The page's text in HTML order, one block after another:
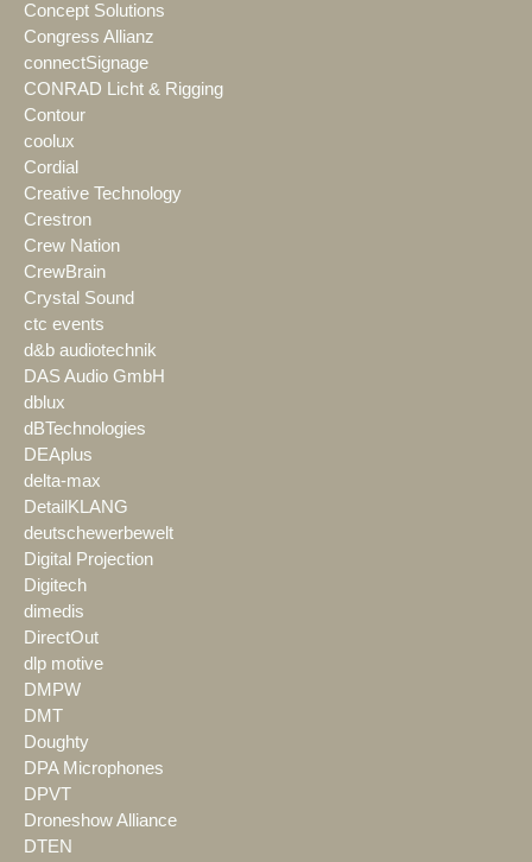
Concept Solutions
Congress Allianz
connectSignage
CONRAD Licht & Rigging
Contour
coolux
Cordial
Creative Technology
Crestron
Crew Nation
CrewBrain
Crystal Sound
ctc events
d&b audiotechnik
DAS Audio GmbH
dblux
dBTechnologies
DEAplus
delta-max
DetailKLANG
deutschewerbewelt
Digital Projection
Digitech
dimedis
DirectOut
dlp motive
DMPW
DMT
Doughty
DPA Microphones
DPVT
Droneshow Alliance
DTEN